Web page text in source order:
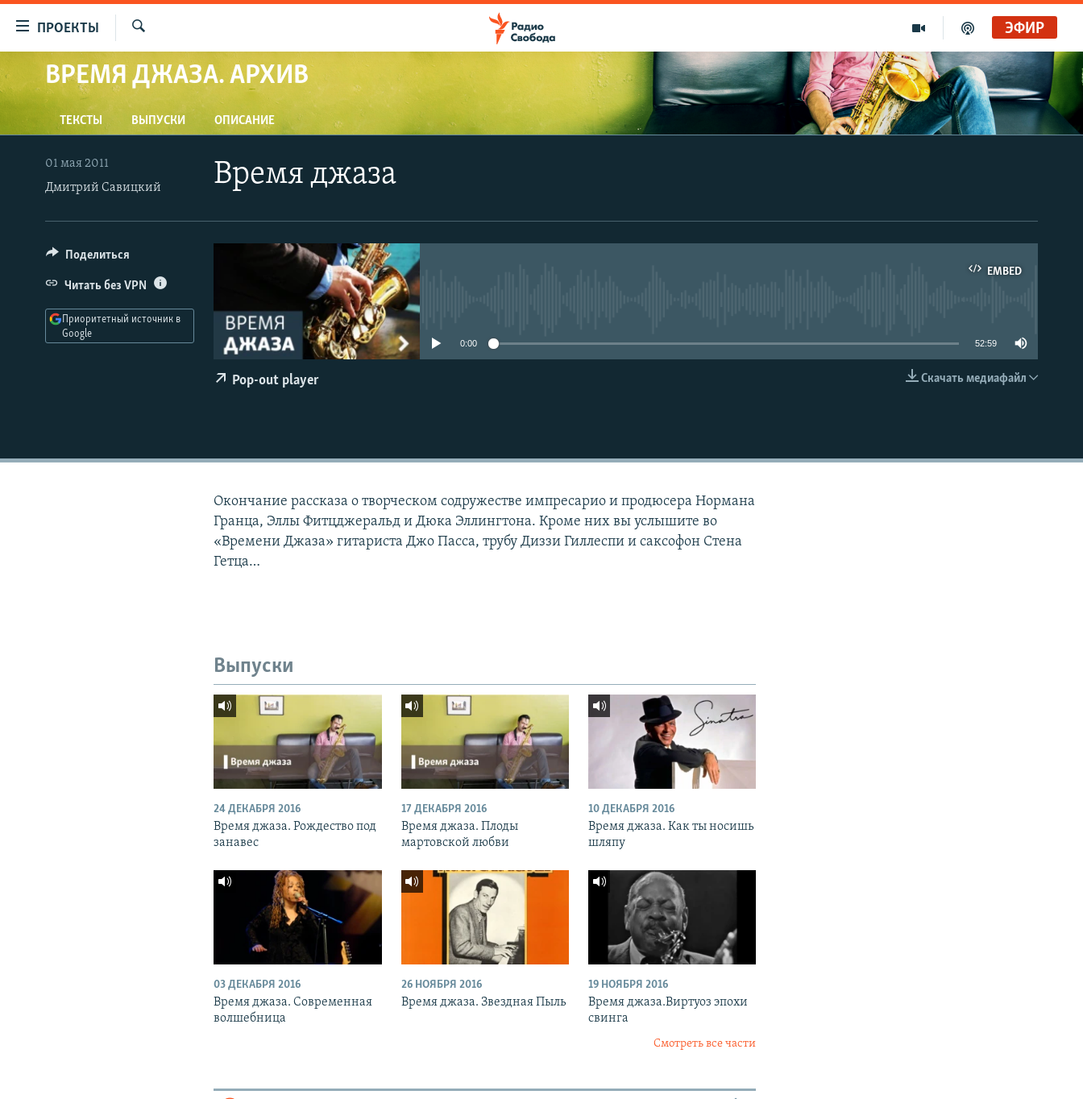
упрощенного
доступа
Вернуться
к
основному
содержанию
навигации
Вернутся
ПРОЕКТЫ
ПРОГРАММЫ
ПОДКАСТЫ
АВТОРСКИЕ ПРОЕКТЫ
ЦИТАТЫ СВОБОДЫ
МНЕНИЯ
КУЛЬТУРА
IDEL.РЕАЛИИ
КАВКАЗ.РЕАЛИИ
СЕВЕР.РЕАЛИИ
СИБИРЬ.РЕАЛИИ
Искать
ЭФИР
ВРЕМЯ ДЖАЗА. АРХИВ
ТЕКСТЫ ВЫПУСКИ ОПИСАНИЕ
Время джаза
01 мая 2011
Дмитрий Савицкий
EMBED
EMBED
0:00 52:59
Скачать медиафайл
Pop-out player
Поделиться
Читать без VPN
Приоритетный источник в
Google
Окончание рассказа о творческом содружестве импресарио и продюсера Нормана
Гранца, Эллы Фитцджеральд и Дюка Эллингтона. Кроме них вы услышите во
«Времени Джаза» гитариста Джо Пасса, трубу Диззи Гиллеспи и саксофон Стена
Гетца…
Выпуски
24 ДЕКАБРЯ 2016
Время джаза. Рождество под
занавес
17 ДЕКАБРЯ 2016
Время джаза. Плоды
мартовской любви
10 ДЕКАБРЯ 2016
Время джаза. Как ты носишь
шляпу
03 ДЕКАБРЯ 2016
Время джаза. Современная
волшебница
26 НОЯБРЯ 2016
Время джаза. Звездная Пыль
19 НОЯБРЯ 2016
Время джаза.Виртуоз эпохи
свинга
Смотреть все части